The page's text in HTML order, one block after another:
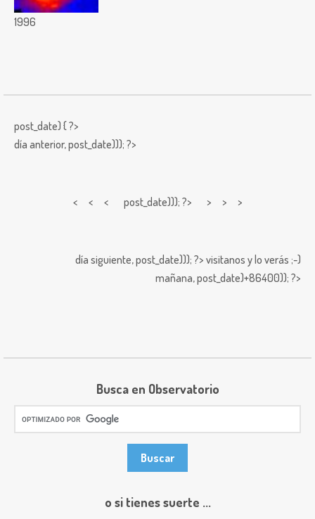
1996
post_date) { ?>
día anterior,post_date))); ?>
< < < post_date))); ?> > > >
día siguiente,post_date))); ?> visitanos y lo verás ;-)
mañana,post_date)+86400)); ?>
Busca en Observatorio
o si tienes suerte ...